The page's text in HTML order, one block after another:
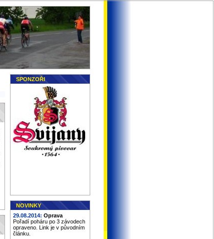
SPONZOŘI
NOVINKY
29.08.2014: Oprava
Pořadí poháru po 3 závodech
opraveno. Link je v původním
článku.